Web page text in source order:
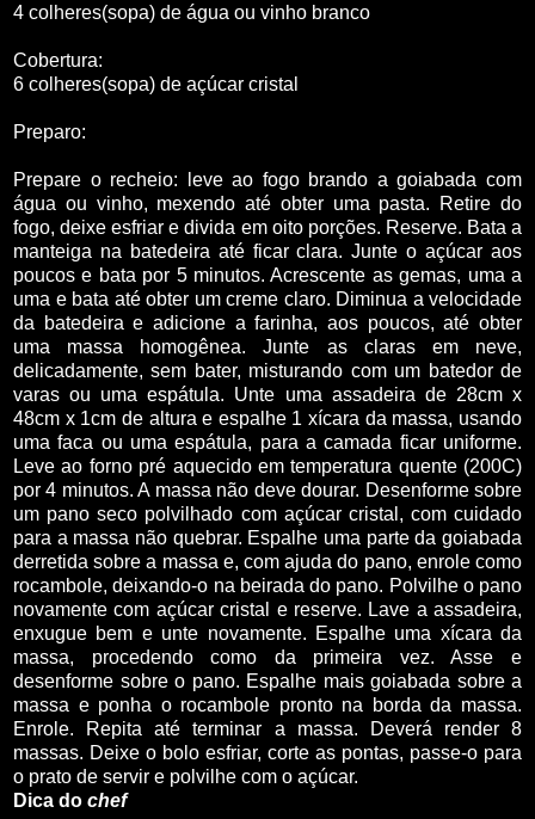
4 colheres(sopa) de água ou vinho branco
Cobertura:
6 colheres(sopa) de açúcar cristal
Preparo:
Prepare o recheio: leve ao fogo brando a goiabada com
água ou vinho, mexendo até obter uma pasta. Retire do
fogo, deixe esfriar e divida em oito porções. Reserve. Bata a
manteiga na batedeira até ficar clara. Junte o açúcar aos
poucos e bata por 5 minutos. Acrescente as gemas, uma a
uma e bata até obter um creme claro. Diminua a velocidade
da batedeira e adicione a farinha, aos poucos, até obter
uma massa homogênea. Junte as claras em neve,
delicadamente, sem bater, misturando com um batedor de
varas ou uma espátula. Unte uma assadeira de 28cm x
48cm x 1cm de altura e espalhe 1 xícara da massa, usando
uma faca ou uma espátula, para a camada ficar uniforme.
Leve ao forno pré aquecido em temperatura quente (200C)
por 4 minutos. A massa não deve dourar. Desenforme sobre
um pano seco polvilhado com açúcar cristal, com cuidado
para a massa não quebrar. Espalhe uma parte da goiabada
derretida sobre a massa e, com ajuda do pano, enrole como
rocambole, deixando-o na beirada do pano. Polvilhe o pano
novamente com açúcar cristal e reserve. Lave a assadeira,
enxugue bem e unte novamente. Espalhe uma xícara da
massa, procedendo como da primeira vez. Asse e
desenforme sobre o pano. Espalhe mais goiabada sobre a
massa e ponha o rocambole pronto na borda da massa.
Enrole. Repita até terminar a massa. Deverá render 8
massas. Deixe o bolo esfriar, corte as pontas, passe-o para
o prato de servir e polvilhe com o açúcar.
Dica do chef